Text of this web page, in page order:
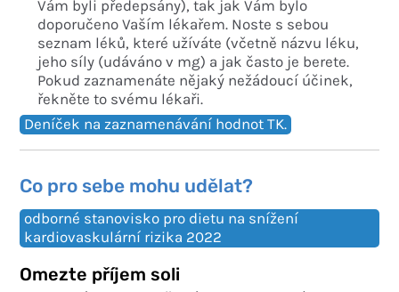
Vám byli předepsány), tak jak Vám bylo
doporučeno Vaším lékařem. Noste s sebou
seznam léků, které užíváte (včetně názvu léku,
jeho síly (udáváno v mg) a jak často je berete.
Pokud zaznamenáte nějaký nežádoucí účinek,
řekněte to svému lékaři.
Deníček na zaznamenávání hodnot TK.
Co pro sebe mohu udělat?
odborné stanovisko pro dietu na snížení
kardiovaskulární rizika 2022
Omezte příjem soli